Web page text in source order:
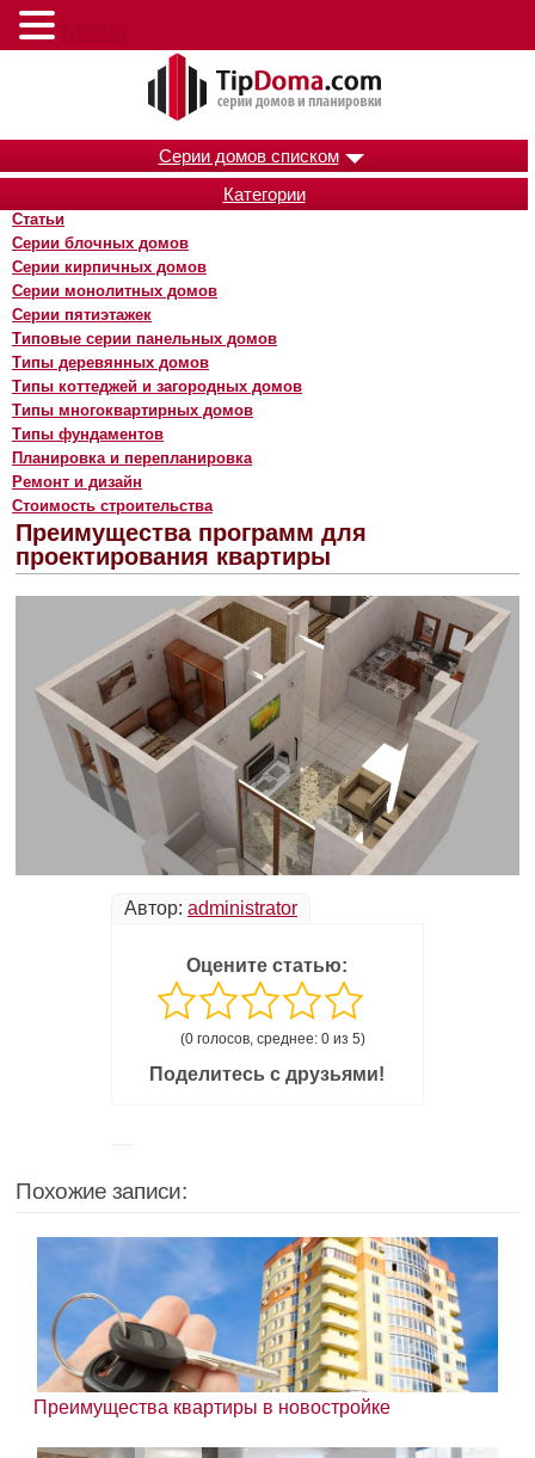
Серии домов списком
Категории
Статьи
Серии блочных домов
Серии кирпичных домов
Серии монолитных домов
Серии пятиэтажек
Типовые серии панельных домов
Типы деревянных домов
Типы коттеджей и загородных домов
Типы многоквартирных домов
Типы фундаментов
Планировка и перепланировка
Ремонт и дизайн
Стоимость строительства
Преимущества программ для
проектирования квартиры
Автор: administrator
Оцените статью:
(0 голосов, среднее: 0 из 5)
Поделитесь с друзьями!
Похожие записи:
Преимущества квартиры в новостройке